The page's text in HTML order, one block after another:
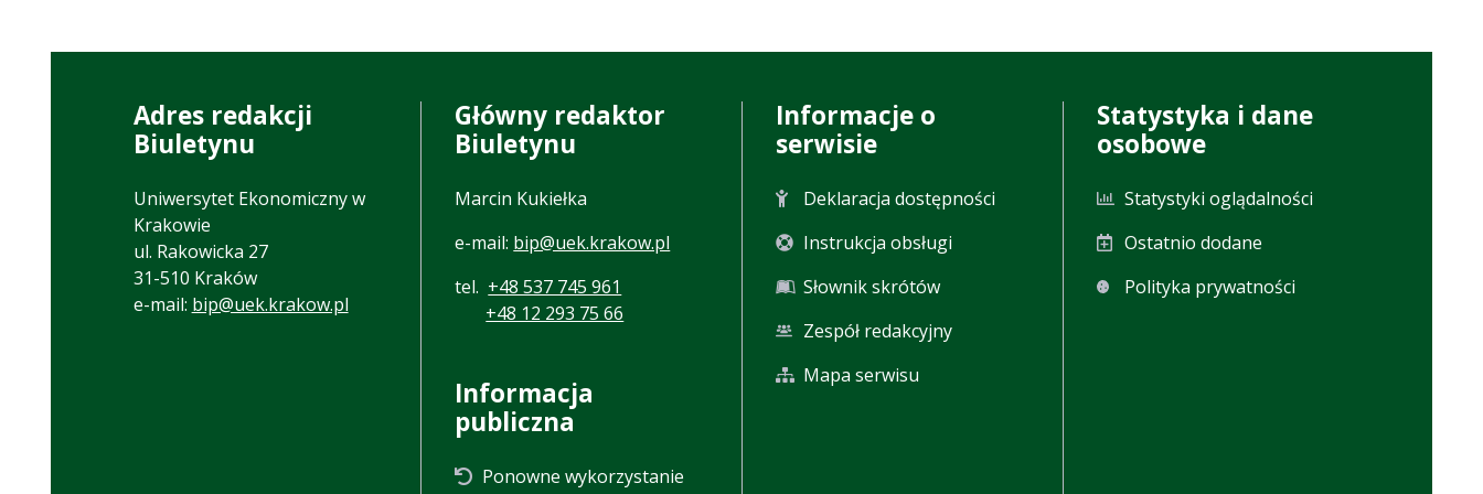
Adres redakcji
Biuletynu
Uniwersytet Ekonomiczny w
Krakowie
ul. Rakowicka 27
31-510 Kraków
e-mail: bip@uek.krakow.pl
Główny redaktor
Biuletynu
Marcin Kukiełka
e-mail: bip@uek.krakow.pl
tel. +48 537 745 961
+48 12 293 75 66
Informacja
publiczna
Ponowne wykorzystanie
Informacje o
serwisie
Deklaracja dostępności
Instrukcja obsługi
Słownik skrótów
Zespół redakcyjny
Mapa serwisu
Statystyka i dane
osobowe
Statystyki oglądalności
Ostatnio dodane
Polityka prywatności